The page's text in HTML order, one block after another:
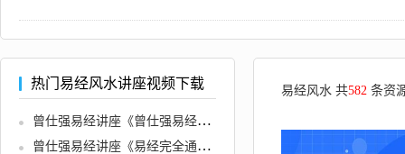
热门易经风水讲座视频下载
曾仕强易经讲座《曾仕强易经的智慧》全集讲座视频下载观看
曾仕强易经讲座《易经完全通》全集 初级班＋基础班＋中级班＋高级班
易经风水 共582 条资